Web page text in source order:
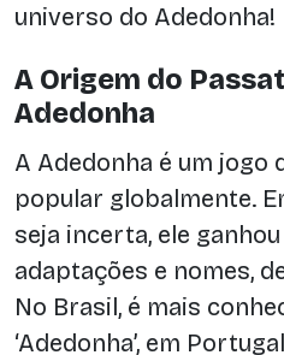
universo do Adedonha!
A Origem do
Adedonha
A Adedonha é um jogo
popular globalmente.
seja incerta, ele
adaptações e nomes,
No Brasil, é mais
‘Adedonha’, em